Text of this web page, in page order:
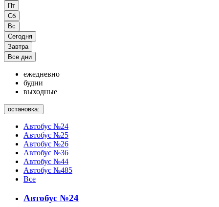
Пт
Сб
Вс
Сегодня
Завтра
Все дни
ежедневно
будни
выходные
остановка:
Автобус №24
Автобус №25
Автобус №26
Автобус №36
Автобус №44
Автобус №485
Все
Автобус №24